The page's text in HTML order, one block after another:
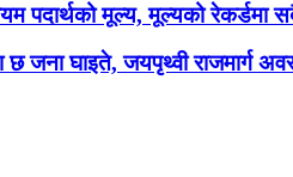
पदार्थको मूल्य, मूल्यको रेकर्डमा
जना घाइते, जयपृथ्वी राजमार्ग